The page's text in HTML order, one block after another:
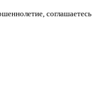
соглашаетесь